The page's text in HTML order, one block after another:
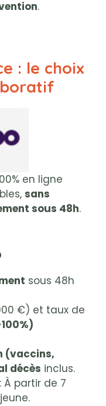
.
: le choix
en ligne
sans
sous 48h.
sous 48h
€) et taux de
(vaccins,
décès inclus.
: À partir de 7